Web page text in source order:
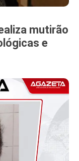
mutirão
e